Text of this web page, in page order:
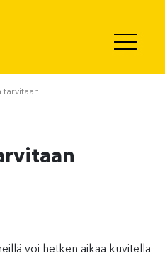
tarvitaan
voi hetken aikaa kuvitella